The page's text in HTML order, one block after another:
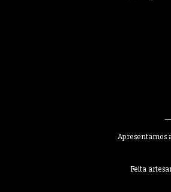
Apresentamos
Feita